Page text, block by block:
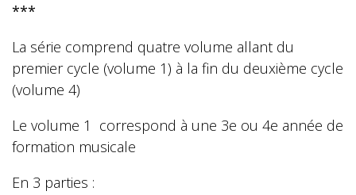
***
La série comprend quatre volume allant du
premier cycle (volume 1) à la fin du deuxième cycle
(volume 4)
Le volume 1 correspond à une 3e ou 4e année de
formation musicale
En 3 parties :